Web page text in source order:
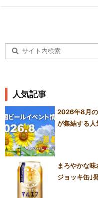
人気記事
2026年8月の
が集結する
まろやかな
ジョッキ缶｣